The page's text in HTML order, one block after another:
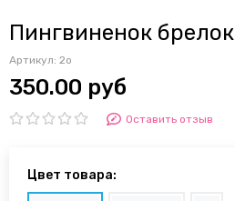
Пингвиненок брелок
Артикул: 2о
350.00 руб
Оставить отзыв
Цвет товара: